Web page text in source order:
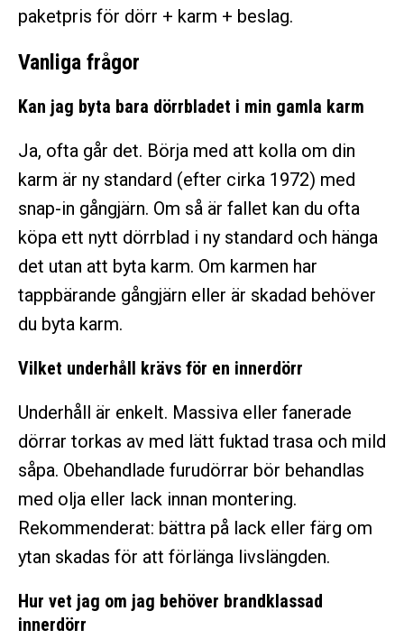
paketpris för dörr + karm + beslag.
Vanliga frågor
Kan jag byta bara dörrbladet i min gamla karm
Ja, ofta går det. Börja med att kolla om din
karm är ny standard (efter cirka 1972) med
snap-in gångjärn. Om så är fallet kan du ofta
köpa ett nytt dörrblad i ny standard och hänga
det utan att byta karm. Om karmen har
tappbärande gångjärn eller är skadad behöver
du byta karm.
Vilket underhåll krävs för en innerdörr
Underhåll är enkelt. Massiva eller fanerade
dörrar torkas av med lätt fuktad trasa och mild
såpa. Obehandlade furudörrar bör behandlas
med olja eller lack innan montering.
Rekommenderat: bättra på lack eller färg om
ytan skadas för att förlänga livslängden.
Hur vet jag om jag behöver brandklassad
innerdörr